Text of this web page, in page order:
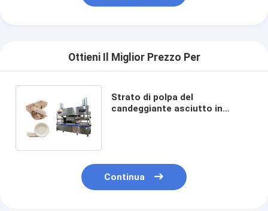
Ottieni Il Miglior Prezzo Per
Strato di polpa del
candeggiante asciutto in
Continua